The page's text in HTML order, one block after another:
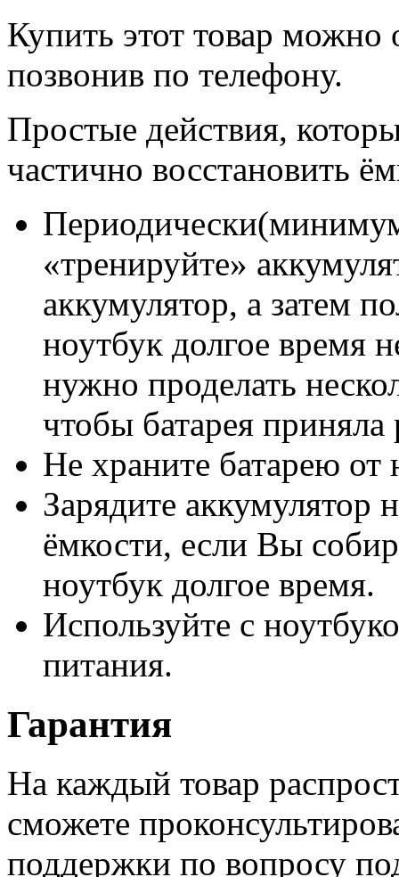
Купить этот товар можно
позвонив по телефону.
Простые действия,
частично восстановить
«тренируйте»
аккумулятор, а затем
ноутбук долгое время
нужно проделать
чтобы батарея
Не храните батарею от
Зарядите аккумулятор
ёмкости, если Вы
ноутбук долгое время.
Используйте с
питания.
Гарантия
На каждый товар
сможете
поддержки по вопросу